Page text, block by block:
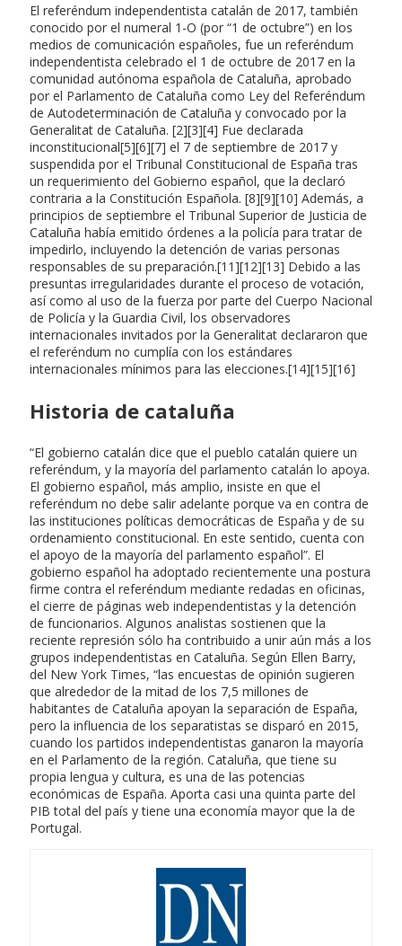
El referéndum independentista catalán de 2017, también
conocido por el numeral 1-O (por “1 de octubre”) en los
medios de comunicación españoles, fue un referéndum
independentista celebrado el 1 de octubre de 2017 en la
comunidad autónoma española de Cataluña, aprobado
por el Parlamento de Cataluña como Ley del Referéndum
de Autodeterminación de Cataluña y convocado por la
Generalitat de Cataluña. [2][3][4] Fue declarada
inconstitucional[5][6][7] el 7 de septiembre de 2017 y
suspendida por el Tribunal Constitucional de España tras
un requerimiento del Gobierno español, que la declaró
contraria a la Constitución Española. [8][9][10] Además, a
principios de septiembre el Tribunal Superior de Justicia de
Cataluña había emitido órdenes a la policía para tratar de
impedirlo, incluyendo la detención de varias personas
responsables de su preparación.[11][12][13] Debido a las
presuntas irregularidades durante el proceso de votación,
así como al uso de la fuerza por parte del Cuerpo Nacional
de Policía y la Guardia Civil, los observadores
internacionales invitados por la Generalitat declararon que
el referéndum no cumplía con los estándares
internacionales mínimos para las elecciones.[14][15][16]
Historia de cataluña
“El gobierno catalán dice que el pueblo catalán quiere un
referéndum, y la mayoría del parlamento catalán lo apoya.
El gobierno español, más amplio, insiste en que el
referéndum no debe salir adelante porque va en contra de
las instituciones políticas democráticas de España y de su
ordenamiento constitucional. En este sentido, cuenta con
el apoyo de la mayoría del parlamento español”. El
gobierno español ha adoptado recientemente una postura
firme contra el referéndum mediante redadas en oficinas,
el cierre de páginas web independentistas y la detención
de funcionarios. Algunos analistas sostienen que la
reciente represión sólo ha contribuido a unir aún más a los
grupos independentistas en Cataluña. Según Ellen Barry,
del New York Times, “las encuestas de opinión sugieren
que alrededor de la mitad de los 7,5 millones de
habitantes de Cataluña apoyan la separación de España,
pero la influencia de los separatistas se disparó en 2015,
cuando los partidos independentistas ganaron la mayoría
en el Parlamento de la región. Cataluña, que tiene su
propia lengua y cultura, es una de las potencias
económicas de España. Aporta casi una quinta parte del
PIB total del país y tiene una economía mayor que la de
Portugal.